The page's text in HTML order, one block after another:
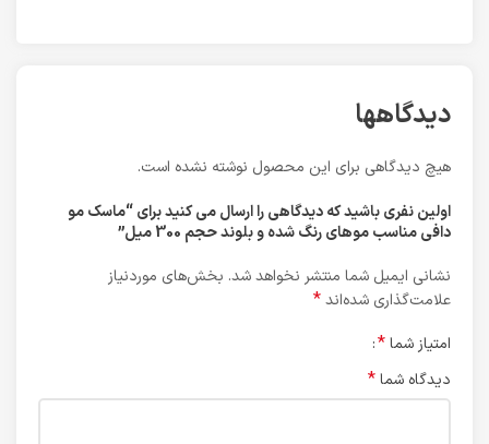
دیدگاهها
هیچ دیدگاهی برای این محصول نوشته نشده است.
اولین نفری باشید که دیدگاهی را ارسال می کنید برای “ماسک مو
دافی مناسب موهای رنگ شده و بلوند حجم 300 میل”
نشانی ایمیل شما منتشر نخواهد شد. بخش‌های موردنیاز
علامت‌گذاری شده‌اند*
امتیاز شما*
دیدگاه شما*